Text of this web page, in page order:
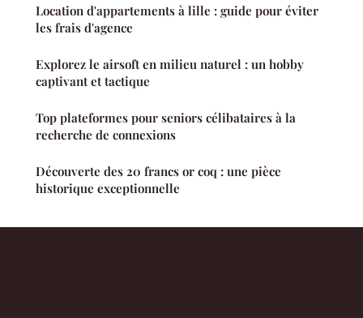
Location d'appartements à lille : guide pour éviter
les frais d'agence
Explorez le airsoft en milieu naturel : un hobby
captivant et tactique
Top plateformes pour seniors célibataires à la
recherche de connexions
Découverte des 20 francs or coq : une pièce
historique exceptionnelle